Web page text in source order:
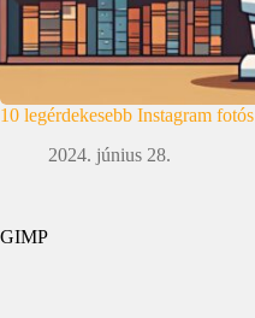
10 legérdekesebb Instagram fotós
2024. június 28.
GIMP